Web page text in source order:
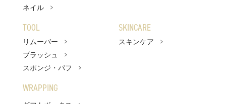
ネイル
TOOL
リムーバー
ブラッシュ
スポンジ・パフ
SKINCARE
スキンケア
WRAPPING